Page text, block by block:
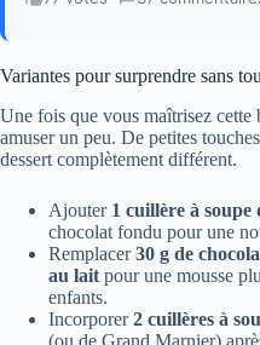
Variantes pour surprendre sans
Une fois que vous maîtrisez cette
amuser un peu. De petites
dessert complètement différent.
Ajouter 1 cuillère à soupe
chocolat fondu pour une
Remplacer30 g de
au lait pour une mousse
enfants.
Incorporer2 cuillères à
(ou de Grand Marnier)